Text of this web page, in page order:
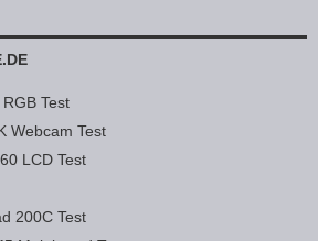
Test
Webcam Test
LCD Test
200C Test